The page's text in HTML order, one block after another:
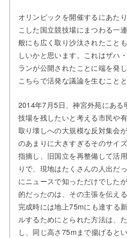
オリンピックを開催するにあた
こした国立競技場にまつわる一
般にも広く取り沙汰されたこと
しいかと思います。これはザハ
ランが公開されたことに端を発
こちらで活発な議論を生むことと
2014年7月5日、神宮外苑にある
技場を残したいと考える市民や
取り壊しへの大規模な反対集会
のあまりに大きすぎるそのサイ
指摘し、旧国立を再整備して活
りで、現地はたくさんの人出だ
にニュースで知っただけでした
的だったのは、その主張を伝え
完成時には地上75mにも達する
ルするためにとられた方法は、
し、同じ高さ75mまで揚げると